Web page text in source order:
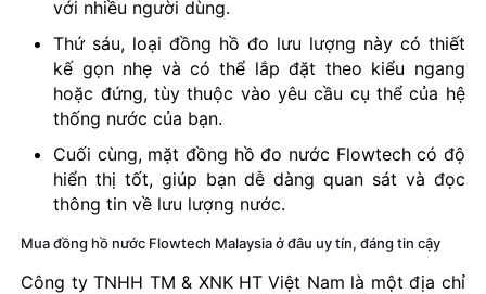
với nhiều người dùng.
Thứ sáu, loại đồng hồ đo lưu lượng này có thiết
kế gọn nhẹ và có thể lắp đặt theo kiểu ngang
hoặc đứng, tùy thuộc vào yêu cầu cụ thể của hệ
thống nước của bạn.
Cuối cùng, mặt đồng hồ đo nước Flowtech có độ
hiển thị tốt, giúp bạn dễ dàng quan sát và đọc
thông tin về lưu lượng nước.
Mua đồng hồ nước Flowtech Malaysia ở đâu uy tín, đáng tin cậy
Công ty TNHH TM & XNK HT Việt Nam là một địa chỉ